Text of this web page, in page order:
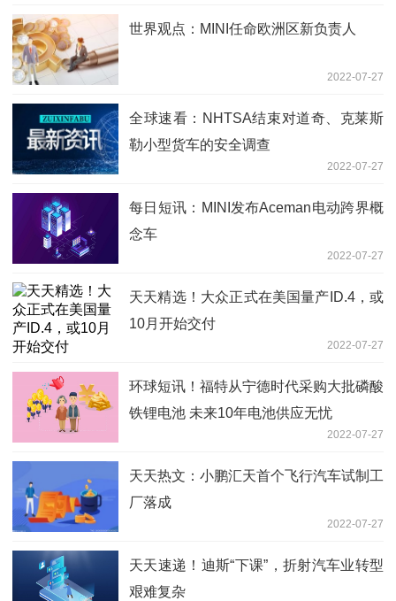
世界观点：MINI任命欧洲区新负责人
2022-07-27
全球速看：NHTSA结束对道奇、克莱斯
勒小型货车的安全调查
2022-07-27
每日短讯：MINI发布Aceman电动跨界概
念车
2022-07-27
天天精选！大众正式在美国量产ID.4，或
10月开始交付
2022-07-27
环球短讯！福特从宁德时代采购大批磷酸
铁锂电池 未来10年电池供应无忧
2022-07-27
天天热文：小鹏汇天首个飞行汽车试制工
厂落成
2022-07-27
天天速递！迪斯“下课”，折射汽车业转型
艰难复杂